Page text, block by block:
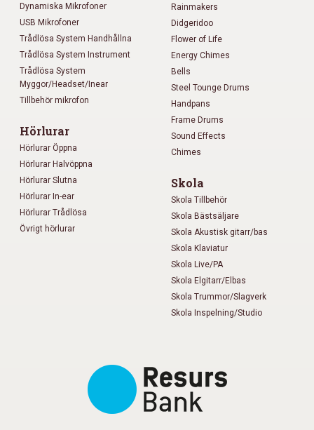
Dynamiska Mikrofoner
USB Mikrofoner
Trådlösa System Handhållna
Trådlösa System Instrument
Trådlösa System
Myggor/Headset/Inear
Tillbehör mikrofon
Hörlurar
Hörlurar Öppna
Hörlurar Halvöppna
Hörlurar Slutna
Hörlurar In-ear
Hörlurar Trådlösa
Övrigt hörlurar
Rainmakers
Didgeridoo
Flower of Life
Energy Chimes
Bells
Steel Tounge Drums
Handpans
Frame Drums
Sound Effects
Chimes
Skola
Skola Tillbehör
Skola Bästsäljare
Skola Akustisk gitarr/bas
Skola Klaviatur
Skola Live/PA
Skola Elgitarr/Elbas
Skola Trummor/Slagverk
Skola Inspelning/Studio